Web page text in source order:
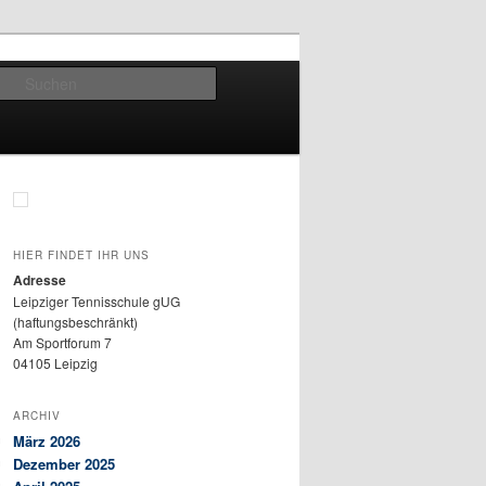
HIER FINDET IHR UNS
Adresse
Leipziger Tennisschule gUG
(haftungsbeschränkt)
Am Sportforum 7
04105 Leipzig
ARCHIV
März 2026
Dezember 2025